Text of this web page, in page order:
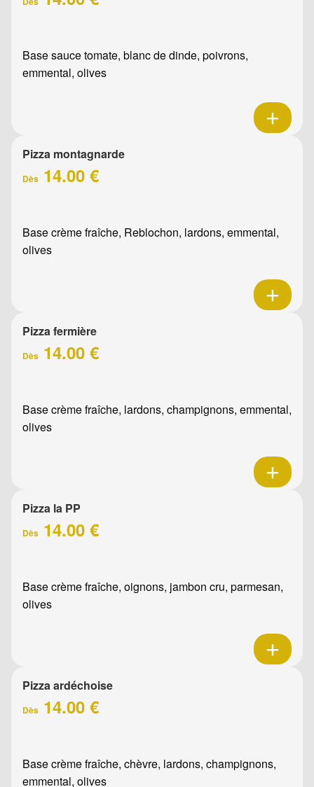
Base sauce tomate, blanc de dinde, poivrons,
emmental, olives
Pizza montagnarde
Dès 14.00 €
Base crème fraîche, Reblochon, lardons, emmental,
olives
Pizza fermière
Dès 14.00 €
Base crème fraîche, lardons, champignons, emmental,
olives
Pizza la PP
Dès 14.00 €
Base crème fraîche, oignons, jambon cru, parmesan,
olives
Pizza ardéchoise
Dès 14.00 €
Base crème fraîche, chèvre, lardons, champignons,
emmental, olives